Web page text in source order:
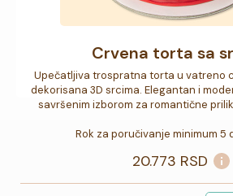
Crvena torta sa
Upečatljiva trospratna torta u vatreno
dekorisana 3D srcima. Elegantan i
savršenim izborom za romantične
Rok za poručivanje minimum 5
20.773 RSD